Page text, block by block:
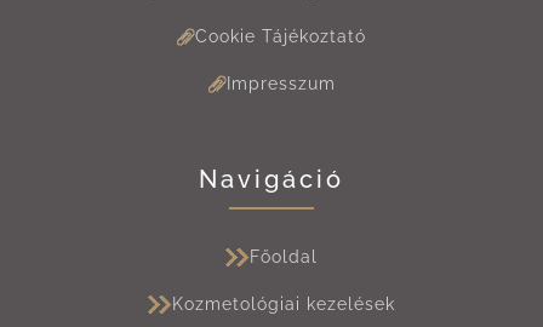
Cookie Tájékoztató
Impresszum
Navigáció
Főoldal
Kozmetológiai kezelések